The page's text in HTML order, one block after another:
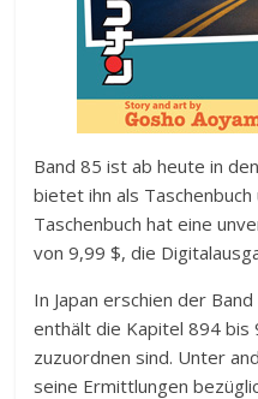
Band 85 ist ab heute in
bietet ihn als Taschenbuch
Taschenbuch hat eine
von 9,99 $, die
In Japan erschien der
enthält die Kapitel 894 bis
zuzuordnen sind. Unter
seine Ermittlungen